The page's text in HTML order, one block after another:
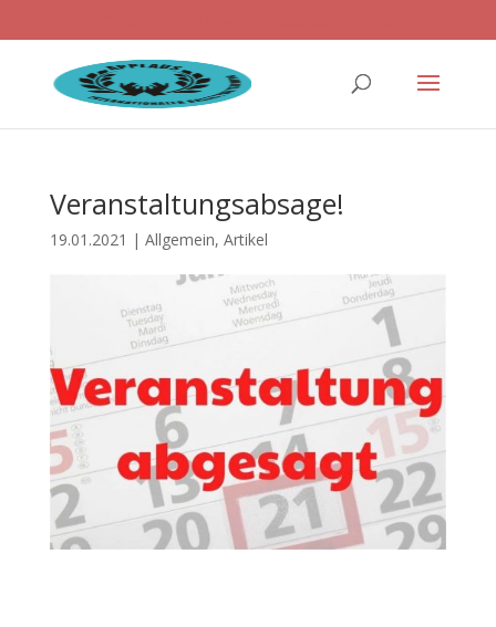
Veranstaltungsabsage!
19.01.2021 | Allgemein, Artikel